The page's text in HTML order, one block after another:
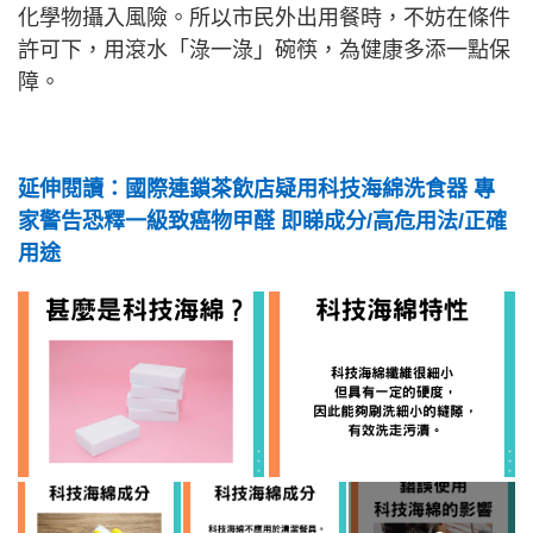
化學物攝入風險。所以市民外出用餐時，不妨在條件
許可下，用滾水「淥一淥」碗筷，為健康多添一點保
障。
延伸閱讀：國際連鎖茶飲店疑用科技海綿洗食器 專
家警告恐釋一級致癌物甲醛 即睇成分/高危用法/正確
用途